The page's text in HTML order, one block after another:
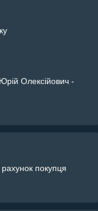
Олексійович -
покупця